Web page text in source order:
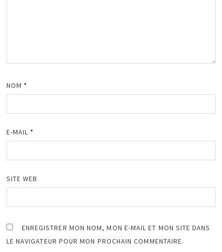
NOM *
E-MAIL *
SITE WEB
ENREGISTRER MON NOM, MON E-MAIL ET MON SITE DANS
LE NAVIGATEUR POUR MON PROCHAIN COMMENTAIRE.